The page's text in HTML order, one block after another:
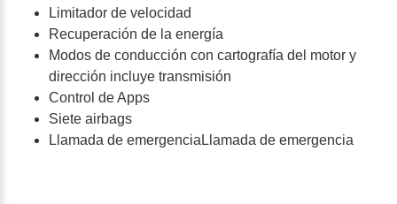
Limitador de velocidad
Recuperación de la energía
Modos de conducción con cartografía del motor y
dirección incluye transmisión
Control de Apps
Siete airbags
Llamada de emergenciaLlamada de emergencia